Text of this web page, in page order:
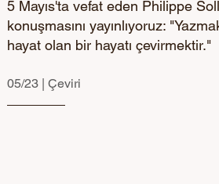
5 Mayıs'ta vefat eden Philippe
konuşmasını yayınlıyoruz:
hayat olan bir hayatı çevirmektir."
05/23 | Çeviri